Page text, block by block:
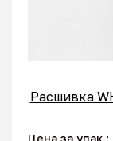
Расшивка
Цена за упак.: